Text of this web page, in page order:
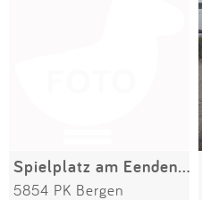
Spielplatz am Eendenmeer
5854 PK Bergen